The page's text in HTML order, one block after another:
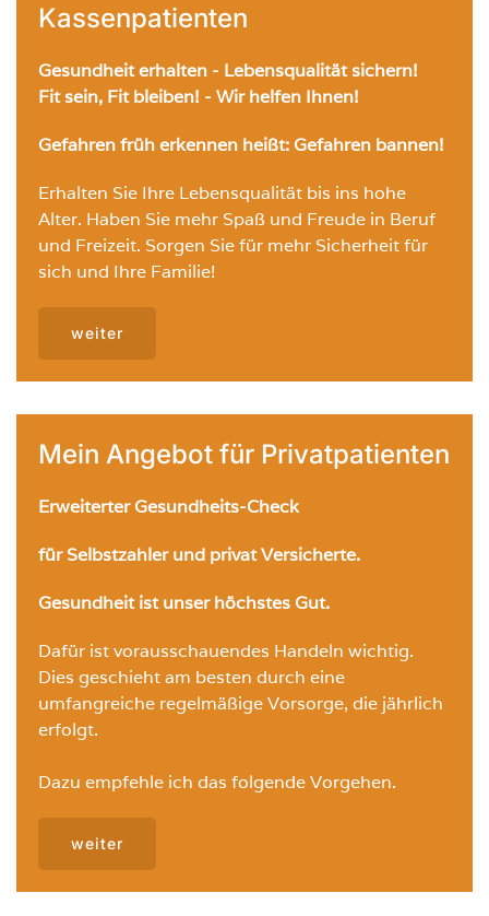
Kassenpatienten
Gesundheit erhalten - Lebensqualität sichern!
Fit sein, Fit bleiben! - Wir helfen Ihnen!
Gefahren früh erkennen heißt: Gefahren bannen!
Erhalten Sie Ihre Lebensqualität bis ins hohe
Alter. Haben Sie mehr Spaß und Freude in Beruf
und Freizeit. Sorgen Sie für mehr Sicherheit für
sich und Ihre Familie!
weiter
Mein Angebot für Privatpatienten
Erweiterter Gesundheits-Check
für Selbstzahler und privat Versicherte.
Gesundheit ist unser höchstes Gut.
Dafür ist vorausschauendes Handeln wichtig.
Dies geschieht am besten durch eine
umfangreiche regelmäßige Vorsorge, die jährlich
erfolgt.
Dazu empfehle ich das folgende Vorgehen.
weiter